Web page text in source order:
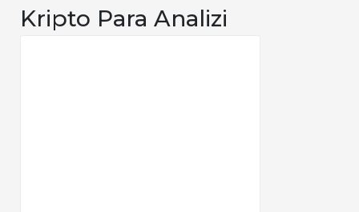
Kripto Para Analizi